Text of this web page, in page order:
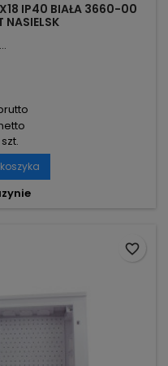
IP40 BIAŁA 3660-00
NASIELSK
favorite_border